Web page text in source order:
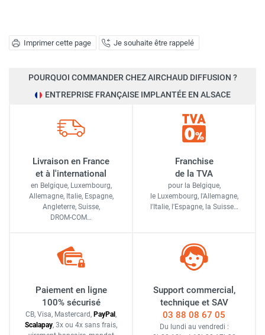
Imprimer cette page Je souhaite être rappelé
POURQUOI COMMANDER CHEZ AIRCHAUD DIFFUSION ?
ENTREPRISE FRANÇAISE IMPLANTÉE EN ALSACE
Livraison en France
et à l'international
en Belgique, Luxembourg,
Allemagne, Italie, Espagne,
Angleterre, Suisse,
DROM-COM…
Franchise
de la TVA
pour la Belgique,
le Luxembourg, l'Allemagne,
l'Italie, l'Espagne, la Suisse…
Paiement en ligne
100% sécurisé
CB, Visa, Mastercard, PayPal ,
Scalapay, 3x ou 4x sans frais,
Support commercial,
technique et SAV
03 88 08 67 05
Du lundi au vendredi :